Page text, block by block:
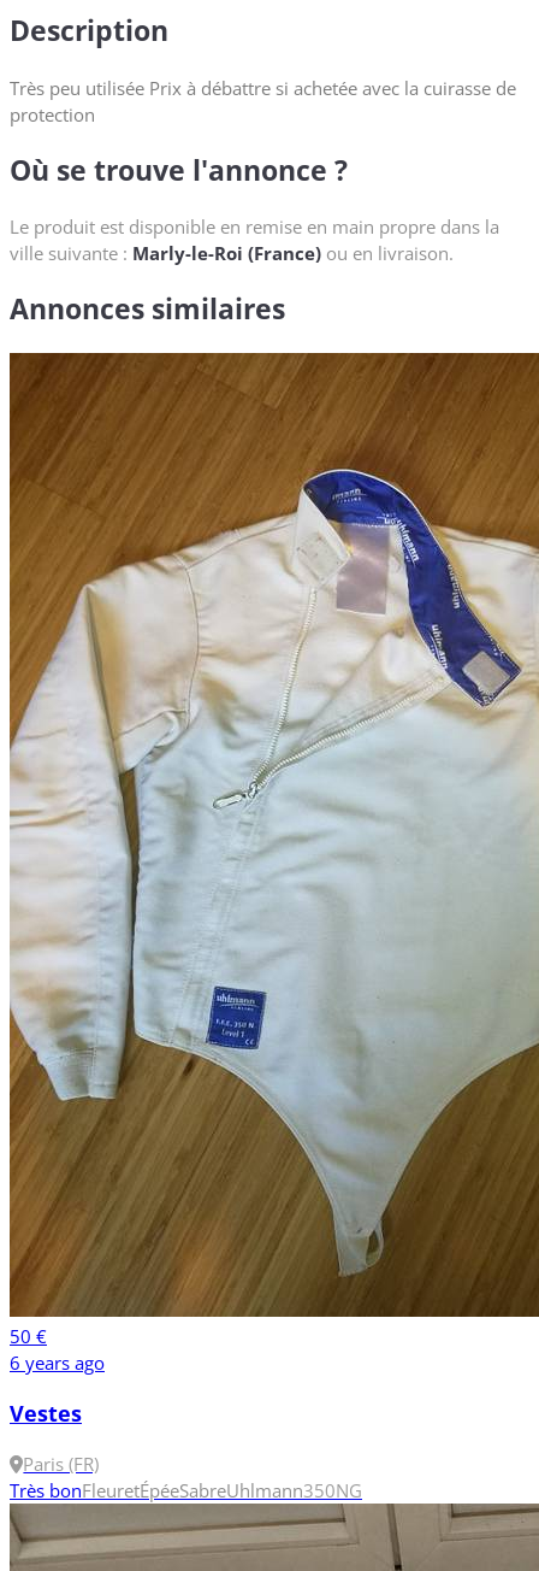
Description
Très peu utilisée Prix à débattre si achetée avec la cuirasse de
protection
Où se trouve l'annonce ?
Le produit est disponible en remise en main propre dans la
ville suivante : Marly-le-Roi (France) ou en livraison.
Annonces similaires
50 €
6 years ago
Vestes
Paris (FR)
Très bonFleuretÉpéeSabreUhlmann350NG